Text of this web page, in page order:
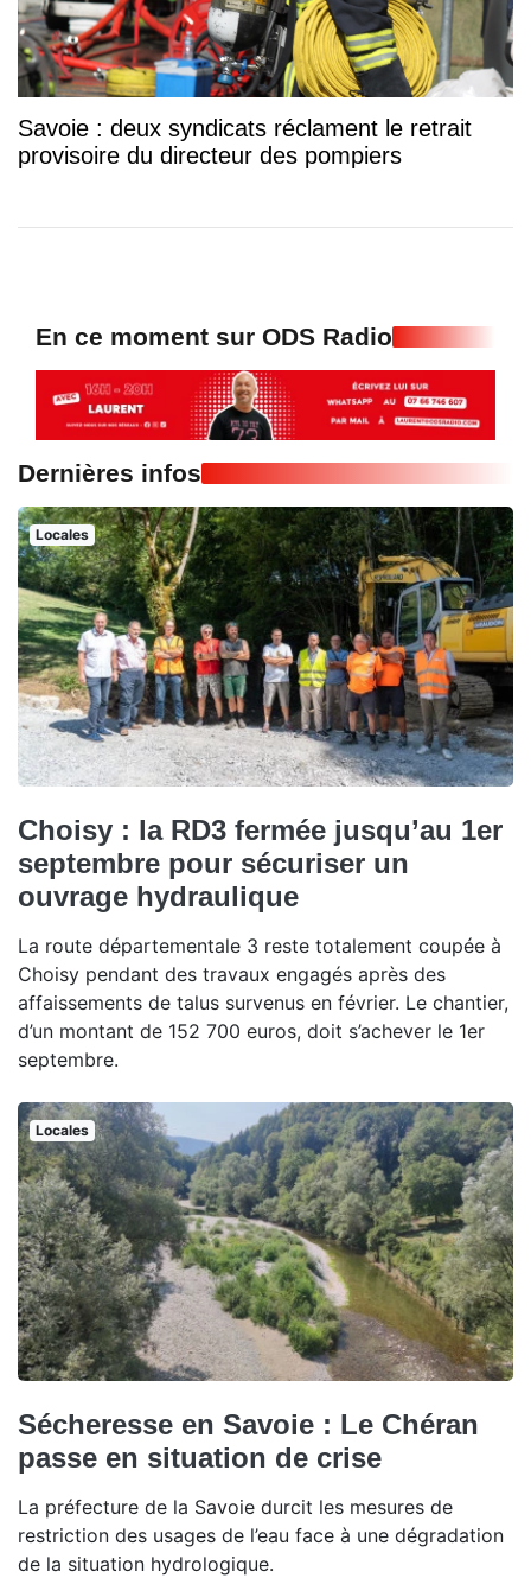
Savoie : deux syndicats réclament le retrait
provisoire du directeur des pompiers
En ce moment sur ODS Radio
Dernières infos
Locales
Choisy : la RD3 fermée jusqu’au 1er
septembre pour sécuriser un
ouvrage hydraulique
La route départementale 3 reste totalement coupée à
Choisy pendant des travaux engagés après des
affaissements de talus survenus en février. Le chantier,
d’un montant de 152 700 euros, doit s’achever le 1er
septembre.
Locales
Sécheresse en Savoie : Le Chéran
passe en situation de crise
La préfecture de la Savoie durcit les mesures de
restriction des usages de l’eau face à une dégradation
de la situation hydrologique.